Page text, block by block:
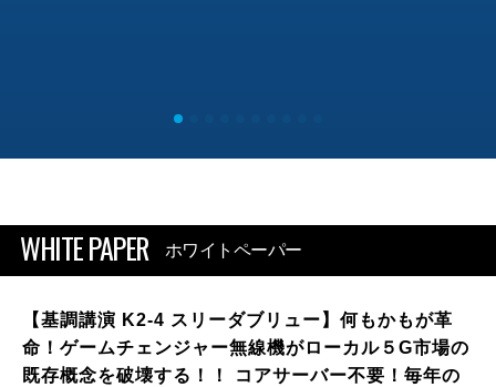
WHITE PAPER ホワイトペーパー
【基調講演 K2-4 スリーダブリュー】何もかもが革
命！ゲームチェンジャー無線機がローカル５G市場の
既存概念を破壊する！！ コアサーバー不要！毎年の